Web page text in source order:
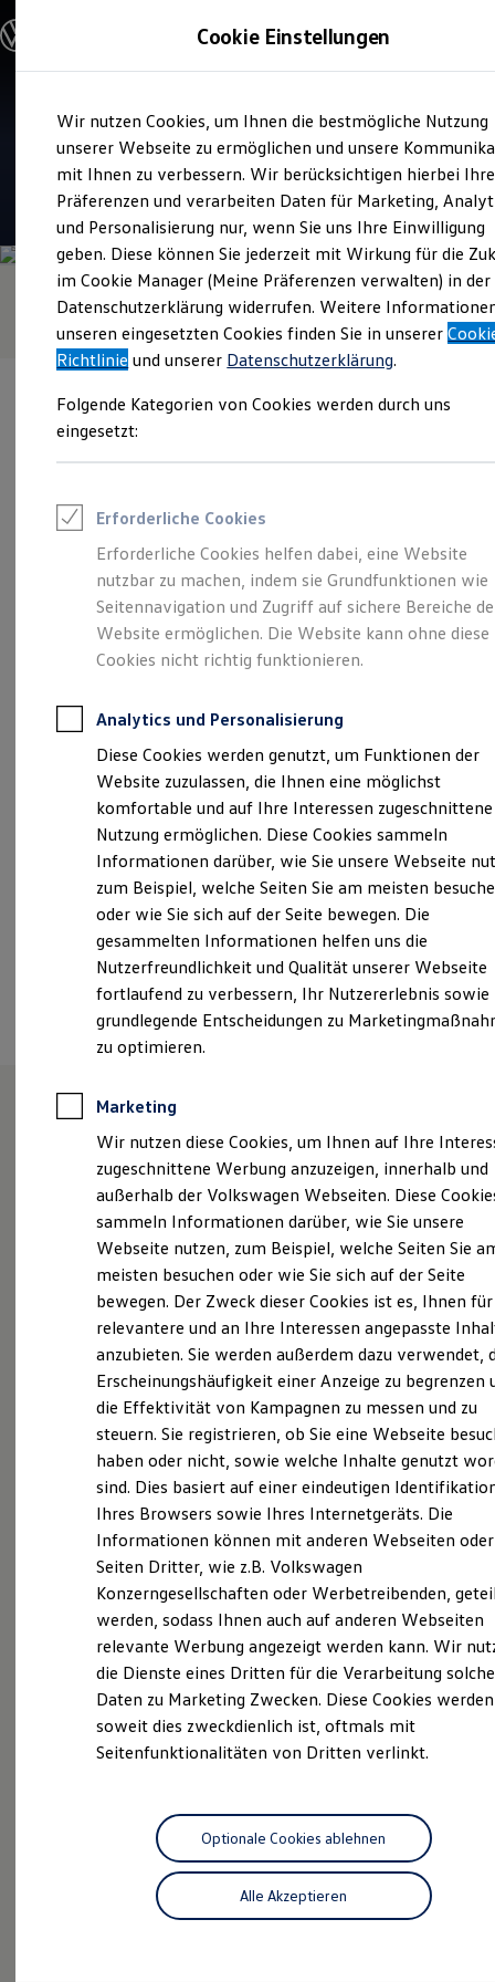
Hauptinhalt
springen
Footer
springen
Modelle & Konfigurator
Nutzfahrzeugkategorien entdecken
Modelle konfigurieren
Vorgängermodelle und Oldtimer
Vorgängermodelle
Oldtimer
Bulli Historie
Branchenlösungen & Gewerbekunden
Umbaulösungen und Hersteller finden
Auf- und Umbauten entdecken & konfigurieren
Groß- und Sonderkunden
Großkunden
Kommunen & Behörden
Journalisten
Sportvereine
Branchenlösungen
Gewerbliche Personenbeförderung
Service & mobile Werkstätten
Kühlfahrzeuge
ONE Business ID Vorteile
Fahrzeugsuche & Marktplatz
Fahrzeugsuche
Fahrzeuge online kaufen
Digitaler Marktplatz
Kauf & Finanzierung
Online-Fahrzeugbewertung
Aktionen & Angebote
Für Gewerbekunden
Profi Paket
TopDeal
Gebrauchtwagen
ProfiPartner für Gebrauchtwagen
Zertifizierte Gebrauchtwagen
Finanzierung
Für Privatkunden
Für Gewerbekunden
Leasing
Für Privatkunden
Für Gewerbekunden
Versicherungen & Garantien
Garantien
Kfz-Versicherung für Nutzfahrzeuge
Restschuldversicherung
Wartungsverträge
Besitzer & Service
Sommer-Special
Reparatur, Pflege & Inspektion
Servicetermin anfragen
Service-Vorteile bei Volkswagen Nutzfahrzeuge
Economy Service
Räder & Reifen Service
Ersatzfahrzeuge
Notdienst und Pannenhilfe
Software, Konnektivität & Apps
California App
VW Connect für Ihren ID. Buzz
VW Connect für Ihren Transporter/Caravelle
VW Connect für Ihren Amarok
VW Connect für andere Modelle
Connect Pro
Fleet Interface Data
Multistop Pathfinder
Übersicht Software Updates
Hilfreiches für Besitzer
Fahrerassistenz- und Sicherheitssysteme
Kontrollleuchten
Kurzfahrprofile und Ölverdünnung
Batterieverordnung
XTL-Dieselkraftstoff
Ersatzteile und Betriebsflüssigkeiten
Original Zubehör und Lifestyle Produkte
myVolkswagen Business
Elektrisch & Autonom
Elektro - & Hybridfahrzeuge
Klimafreundlicher Strom
Ladezeitensimulator
Ladelösungen für Privatkunden
Ladelösungen für Gewerbekunden
Wallbox und Ladekabel
Bidirektionales Laden
Förderung & Kosten der Elektrofahrzeuge
Verkauf und Service
Motor-Nützel
4.7| 165 Bewertungen
Theodor-Schmidt-Straße 6, 95448 Bayreuth
nfz-bayreuth@motor-nuetzel.de
+49 921 78620
Montag
Öffnungszeiten möglich.
Ansprechpartner
Termin vereinbaren
Unsere Leistungenim
Überblick
NeuwagenNutzfahrzeuge
Neuwagen Caddy - Multivan -
California
ID.Buzz
California-Profi-Partner
Service
ServicePlus
ProfiPartner für
Gebrauchtwagen
ZertifizierteGebrauchtwagen
KEPService
Probefahrt
Cookie Einstellungen
Wir nutzen Cookies, um Ihnen die bestmögliche Nutzung
unserer Webseite zu ermöglichen und unsere
mit Ihnen zu verbessern. Wir berücksichtigen hierbei Ihre
Präferenzen und verarbeiten Daten für Marketing,
und Personalisierung nur, wenn Sie uns Ihre Einwilligung
geben. Diese können Sie jederzeit mit Wirkung für die
im Cookie Manager (Meine Präferenzen verwalten) in der
Datenschutzerklärung widerrufen. Weitere
unseren eingesetzten Cookies finden Sie in unserer
Richtlinie und unserer Datenschutzerklärung.
Folgende Kategorien von Cookies werden durch uns
eingesetzt:
Erforderliche Cookies
Erforderliche Cookies helfen dabei, eine Website
nutzbar zu machen, indem sie Grundfunktionen wie
Seitennavigation und Zugriff auf sichere Bereiche
Website ermöglichen. Die Website kann ohne diese
Cookies nicht richtig funktionieren.
Analytics und Personalisierung
Diese Cookies werden genutzt, um Funktionen der
Website zuzulassen, die Ihnen eine möglichst
komfortable und auf Ihre Interessen zugeschnittene
Nutzung ermöglichen. Diese Cookies sammeln
Informationen darüber, wie Sie unsere Webseite
zum Beispiel, welche Seiten Sie am meisten
oder wie Sie sich auf der Seite bewegen. Die
gesammelten Informationen helfen uns die
Nutzerfreundlichkeit und Qualität unserer Webseite
fortlaufend zu verbessern, Ihr Nutzererlebnis sowie
grundlegende Entscheidungen zu
zu optimieren.
Marketing
Wir nutzen diese Cookies, um Ihnen auf Ihre
zugeschnittene Werbung anzuzeigen, innerhalb und
außerhalb der Volkswagen Webseiten. Diese
sammeln Informationen darüber, wie Sie unsere
Webseite nutzen, zum Beispiel, welche Seiten Sie
meisten besuchen oder wie Sie sich auf der Seite
bewegen. Der Zweck dieser Cookies ist es, Ihnen für
relevantere und an Ihre Interessen angepasste
anzubieten. Sie werden außerdem dazu verwendet,
Erscheinungshäufigkeit einer Anzeige zu begrenzen
die Effektivität von Kampagnen zu messen und zu
steuern. Sie registrieren, ob Sie eine Webseite
haben oder nicht, sowie welche Inhalte genutzt
sind. Dies basiert auf einer eindeutigen
Ihres Browsers sowie Ihres Internetgeräts. Die
Informationen können mit anderen Webseiten oder
Seiten Dritter, wie z.B. Volkswagen
Konzerngesellschaften oder Werbetreibenden,
werden, sodass Ihnen auch auf anderen Webseiten
relevante Werbung angezeigt werden kann. Wir
die Dienste eines Dritten für die Verarbeitung
Daten zu Marketing Zwecken. Diese Cookies
soweit dies zweckdienlich ist, oftmals mit
Seitenfunktionalitäten von Dritten verlinkt.
Alle Akzeptieren
Optionale Cookies ablehnen